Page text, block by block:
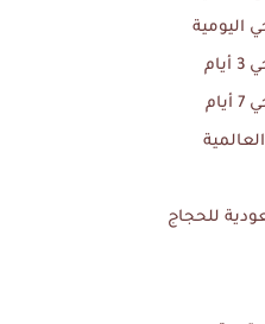
اليومية
للحجاج